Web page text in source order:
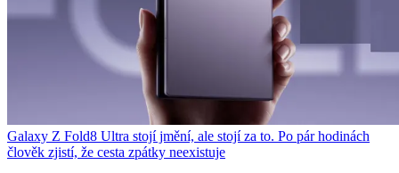
Galaxy Z Fold8 Ultra stojí jmění, ale stojí za to. Po pár hodinách
člověk zjistí, že cesta zpátky neexistuje